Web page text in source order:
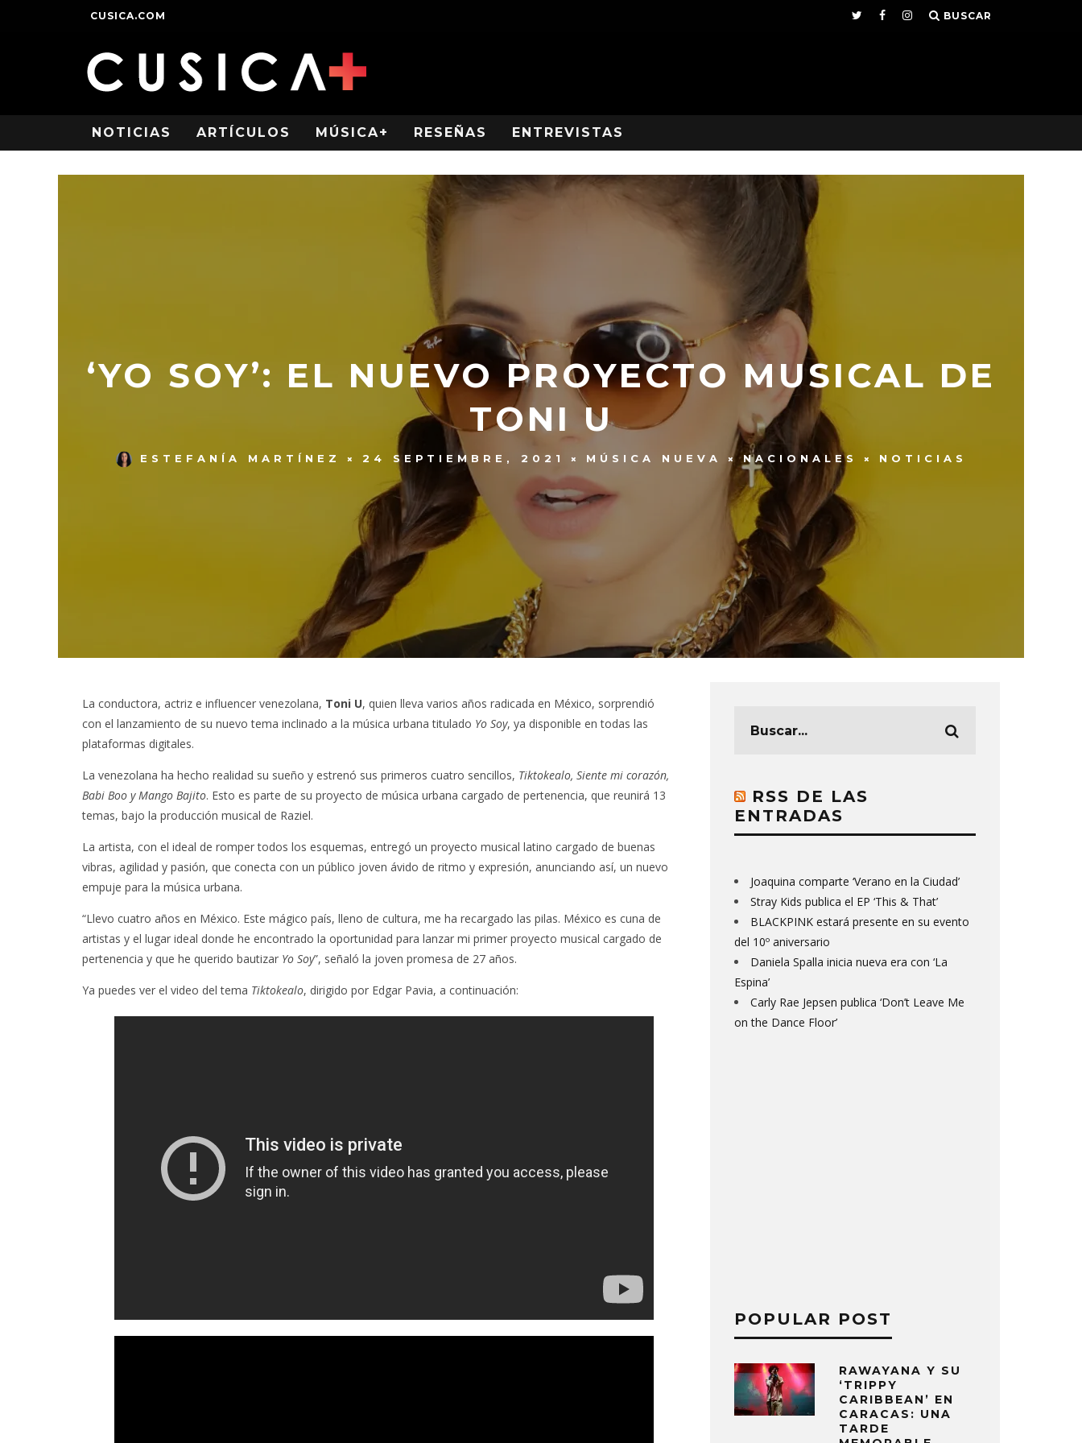
CUSICA.COM BUSCAR
NOTICIAS ARTÍCULOS MÚSICA+ RESEÑAS ENTREVISTAS
‘YO SOY’: EL NUEVO PROYECTO MUSICAL DE
TONI U
ESTEFANÍA MARTÍNEZ 24 SEPTIEMBRE, 2021 MÚSICA NUEVA NACIONALES NOTICIAS
La conductora, actriz e influencer venezolana, Toni U, quien lleva varios años radicada en México, sorprendió
con el lanzamiento de su nuevo tema inclinado a la música urbana titulado Yo Soy, ya disponible en todas las
plataformas digitales.
La venezolana ha hecho realidad su sueño y estrenó sus primeros cuatro sencillos, Tiktokealo, Siente mi corazón,
Babi Boo y Mango Bajito. Esto es parte de su proyecto de música urbana cargado de pertenencia, que reunirá 13
temas, bajo la producción musical de Raziel.
La artista, con el ideal de romper todos los esquemas, entregó un proyecto musical latino cargado de buenas
vibras, agilidad y pasión, que conecta con un público joven ávido de ritmo y expresión, anunciando así, un nuevo
empuje para la música urbana.
“Llevo cuatro años en México. Este mágico país, lleno de cultura, me ha recargado las pilas. México es cuna de
artistas y el lugar ideal donde he encontrado la oportunidad para lanzar mi primer proyecto musical cargado de
pertenencia y que he querido bautizar Yo Soy”, señaló la joven promesa de 27 años.
Ya puedes ver el video del tema Tiktokealo, dirigido por Edgar Pavia, a continuación:
RSS DE LAS
ENTRADAS
Joaquina comparte ‘Verano en la Ciudad’
Stray Kids publica el EP ‘This & That’
BLACKPINK estará presente en su evento
del 10º aniversario
Daniela Spalla inicia nueva era con ‘La
Espina’
Carly Rae Jepsen publica ‘Don’t Leave Me
on the Dance Floor’
POPULAR POST
RAWAYANA Y SU
‘TRIPPY
CARIBBEAN’ EN
CARACAS: UNA
TARDE